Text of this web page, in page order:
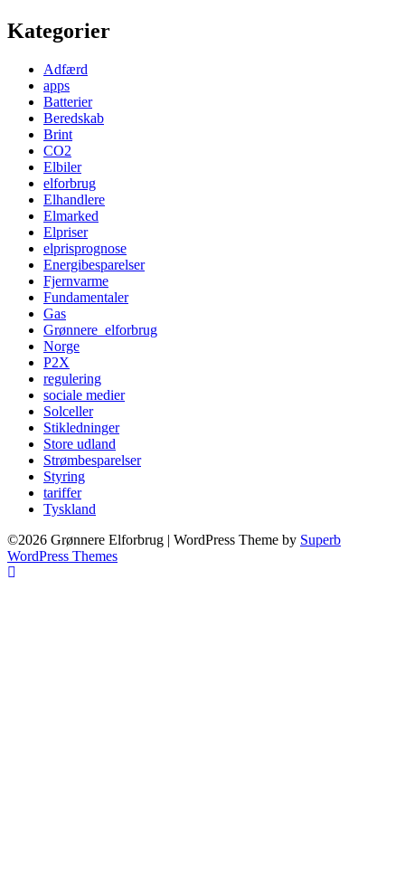
Kategorier
Adfærd
apps
Batterier
Beredskab
Brint
CO2
Elbiler
elforbrug
Elhandlere
Elmarked
Elpriser
elprisprognose
Energibesparelser
Fjernvarme
Fundamentaler
Gas
Grønnere_elforbrug
Norge
P2X
regulering
sociale medier
Solceller
Stikledninger
Store udland
Strømbesparelser
Styring
tariffer
Tyskland
©2026 Grønnere Elforbrug | WordPress Theme by Superb
WordPress Themes